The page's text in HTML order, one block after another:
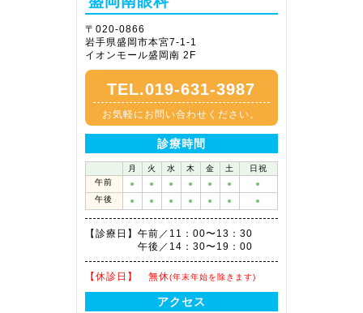
〒020-0866
岩手県盛岡市本宮7-1-1
イオンモール盛岡南 2F
TEL.019-631-3987
お気軽にお問い合わせください。
診療時間
月 火 水 木 金 土
日祝
午前
● ● ● ● ● ●
●
午後
● ● ● ● ● ● ●
【診療日】 午前／11：00〜13：30
午後／14：30〜19：00
【休診日】 無休(年末年始を除きます)
アクセス